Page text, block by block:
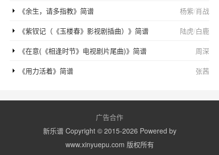
杨紫/肖战
《余生，请多指教》简谱
陆虎/白鹿
《紫钗记（《玉楼春》影视剧插曲）》简谱
周深
《在意(《相逢时节》电视剧片尾曲)》简谱
张茜
《用力活着》简谱
广告合作
新乐谱 Copyright © 2015-2026 Powered by
www.xinyuepu.com 版权所有